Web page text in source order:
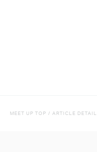
MEET UP TOP / ARTICLE DETAIL